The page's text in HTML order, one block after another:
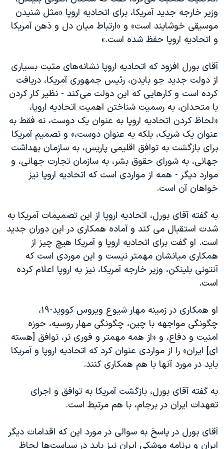
نرگس محمدی برنده جایزه نوبل صلح
همایش محافظه‌کاران آمریکا «سی‌پک»
سفر پرزیدنت ترامپ به چین
وزیر خارجه جدید آمریکا، برای اتحادیه اروپا «مثل شنیدن
موسیقی خوشایند است» و «ارتباط میان دل و ذهن آمریکا
و اتحادیه اروپا حفظ شده است.»
آقای بورل افزود که اتحادیه اروپا نشانه‌های مثبت بسیاری
از دولت جدید جو بایدن، رئیس جمهوری آمریکا، دریافت
کرده است و کارهایی که این دولت می‌کند - نظیر کار کردن
با متحدان، به رسمیت شناختن اهمیت اتحادیه اروپا،
«لحاظ کردن اتحادیه اروپا به عنوان یک دوست، نه فقط به
عنوان یک شریک، بلکه به عنوان دوست،» و تصمیم آمریکا
برای بازگشت به توافق اقلیمی پاریس، به سازمان بهداشت
جهانی، به شورای حقوق بشر، به سازمان تجارت جهانی، و
موارد دیگر - همه از مواردی است که اتحادیه اروپا نیز
خواهان آن است.
به گفته آقای بورل، اتحادیه اروپا از این تصمیمات آمریکا به
شدت استقبال می کند و آماده همکاری در این دوران جدید
است. او گفت برای اتحادیه اروپا و آمریکا هیچ چیز از
همکاری میانشان مهمتر نیست و این موردی است که
آنتونی بلینکن، وزیر خارجه آمریکا، نیز به اروپا اعلام کرده
است.
او همکاری در زمینه مهار شیوع ویروس کووید-۱۹،
چگونگی مواجهه با چین، چگونگی مهار روسیه، حوزه
امنیت و دفاع، و «از همه مهمتر و فوری تر، توافق [هسته
ای] ایران» را از مواردی عنوان کرد که اتحادیه اروپا و آمریکا
باید در مورد آنها با هم همکاری کنند.
به گفته آقای بورل، بازگشت آمریکا به توافق و اجرای
تعهدات ایران در برجام، با هم مرتبط است.
آقای بورل در پاسخ به سوالی در مورد این که اقدامات دیگر
ایران و برنامه موشکی ایران نیز باید در سیاست‌ها لحاظ